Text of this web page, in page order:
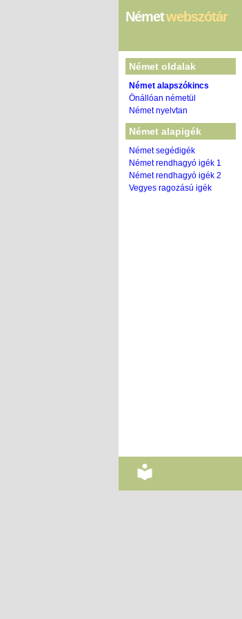
Németwebszótár
Német oldalak
Német alapszókincs
Önállóan németül
Német nyelvtan
Német alapigék
Német segédigék
Német rendhagyó igék 1
Német rendhagyó igék 2
Vegyes ragozású igék